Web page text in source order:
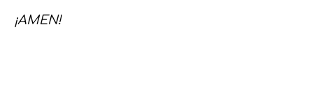
¡AMEN!